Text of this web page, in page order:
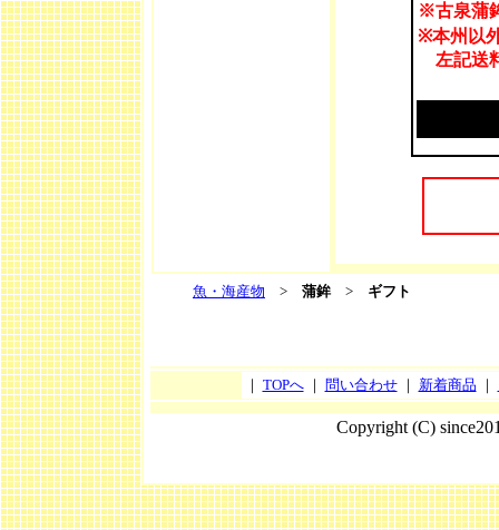
※古泉蒲
※本州以
左記送
魚・海産物 > 蒲鉾> ギフト
｜ TOPへ｜ 問い合わせ｜ 新着商品 ｜
Copyright (C)